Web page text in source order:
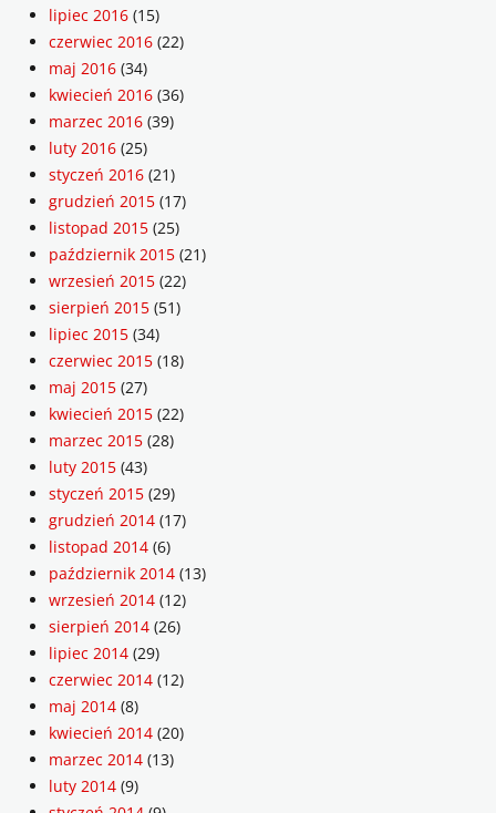
lipiec 2016 (15)
czerwiec 2016 (22)
maj 2016 (34)
kwiecień 2016 (36)
marzec 2016 (39)
luty 2016 (25)
styczeń 2016 (21)
grudzień 2015 (17)
listopad 2015 (25)
październik 2015 (21)
wrzesień 2015 (22)
sierpień 2015 (51)
lipiec 2015 (34)
czerwiec 2015 (18)
maj 2015 (27)
kwiecień 2015 (22)
marzec 2015 (28)
luty 2015 (43)
styczeń 2015 (29)
grudzień 2014 (17)
listopad 2014 (6)
październik 2014 (13)
wrzesień 2014 (12)
sierpień 2014 (26)
lipiec 2014 (29)
czerwiec 2014 (12)
maj 2014 (8)
kwiecień 2014 (20)
marzec 2014 (13)
luty 2014 (9)